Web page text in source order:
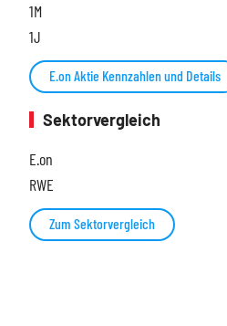
1M
1J
E.on Aktie Kennzahlen und Details
Sektorvergleich
E.on
RWE
Zum Sektorvergleich